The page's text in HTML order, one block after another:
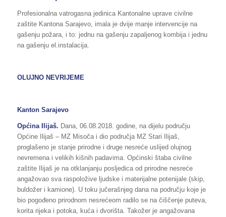
Profesionalna vatrogasna jedinica Kantonalne uprave civilne
zaštite Kantona Sarajevo, imala je dvije manje intervencije na
gašenju požara, i to: jednu na gašenju zapaljenog kombija i jednu
na gašenju el.instalacija.
OLUJNO NEVRIJEME
Kanton Sarajevo
Općina Ilijaš. Dana, 06.08.2018. godine, na dijelu području
Općine Ilijaš – MZ Misoča i dio područja MZ Stari Ilijaš,
proglašeno je stanje prirodne i druge nesreće uslijed olujnog
nevremena i velikih kišnih padavima. Općinski štaba civilne
zaštite Ilijaš je na otklanjanju posljedica od prirodne nesreće
angažovao sva raspoložive ljudske i materijalne potenijale (skip,
buldožer i kamione). U toku jučerašnjeg dana na području koje je
bio pogođeno prirodnom nesrećeom radilo se na čiščenje puteva,
korita rijeka i potoka, kuća i dvorišta. Takožer je angažovana